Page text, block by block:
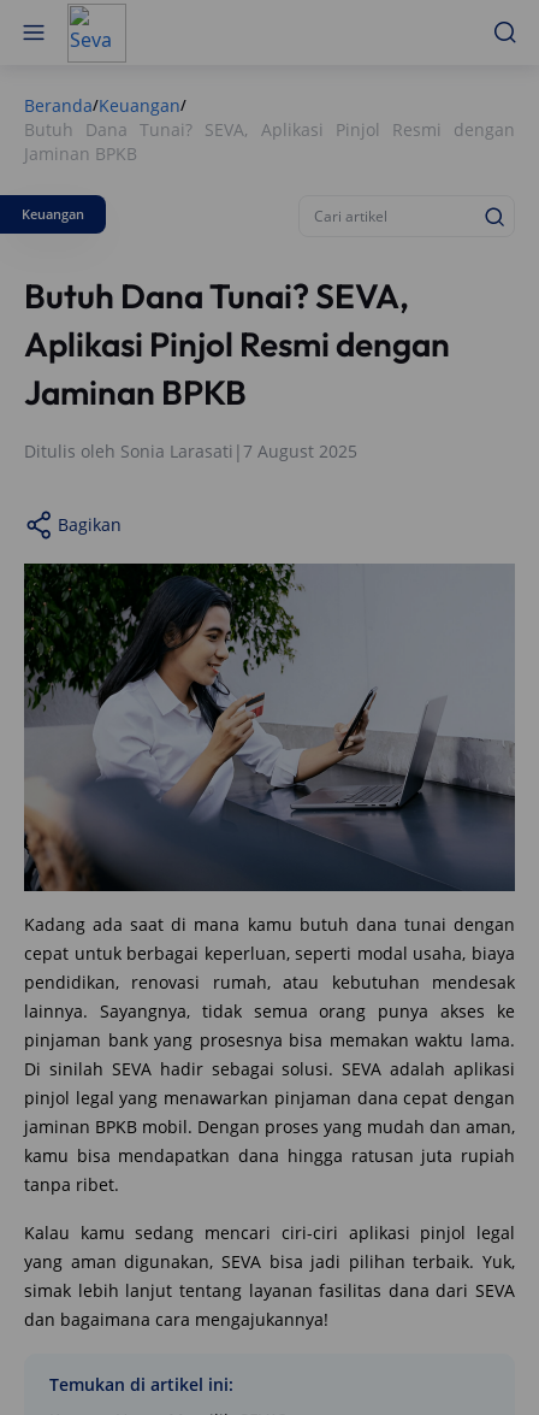
Beranda/Keuangan/
Butuh Dana Tunai? SEVA, Aplikasi Pinjol Resmi dengan
Jaminan BPKB
Keuangan
Butuh Dana Tunai? SEVA,
Aplikasi Pinjol Resmi dengan
Jaminan BPKB
Ditulis oleh Sonia Larasati |7 August 2025
Bagikan
Kadang ada saat di mana kamu butuh dana tunai dengan
cepat untuk berbagai keperluan, seperti modal usaha, biaya
pendidikan, renovasi rumah, atau kebutuhan mendesak
lainnya. Sayangnya, tidak semua orang punya akses ke
pinjaman bank yang prosesnya bisa memakan waktu lama.
Di sinilah SEVA hadir sebagai solusi. SEVA adalah aplikasi
pinjol legal yang menawarkan pinjaman dana cepat dengan
jaminan BPKB mobil. Dengan proses yang mudah dan aman,
kamu bisa mendapatkan dana hingga ratusan juta rupiah
tanpa ribet.
Kalau kamu sedang mencari ciri-ciri aplikasi pinjol legal
yang aman digunakan, SEVA bisa jadi pilihan terbaik. Yuk,
simak lebih lanjut tentang layanan fasilitas dana dari SEVA
dan bagaimana cara mengajukannya!
Temukan di artikel ini: